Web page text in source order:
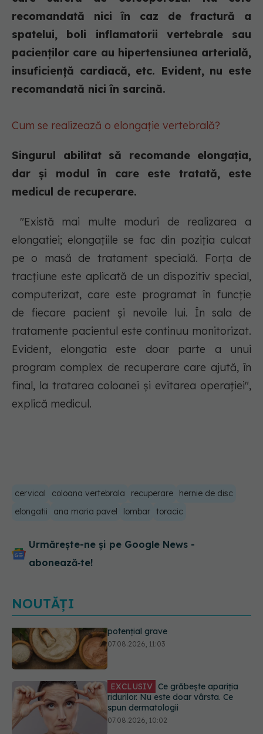
recomandată nici în caz de fractură a
spatelui, boli inflamatorii vertebrale sau
pacienților care au hipertensiunea arterială,
insuficiență cardiacă, etc. Evident, nu este
recomandată nici în sarcină.
Cum se realizează o elongație vertebrală?
Singurul abilitat să recomande elongația,
dar și modul în care este tratată, este
medicul de recuperare.
"Există mai multe moduri de realizarea a
elongatiei; elongațiile se fac din poziția culcat
pe o masă de tratament specială. Forța de
tracțiune este aplicată de un dispozitiv special,
computerizat, care este programat în funcție
de fiecare pacient și nevoile lui. În sala de
tratamente pacientul este continuu monitorizat.
Evident, elongatia este doar parte a unui
program complex de recuperare care ajută, în
final, la tratarea coloanei și evitarea operației",
explică medicul.
cervical coloana vertebrala recuperare
hernie de disc
elongatii
ana maria pavel lombar toracic
Urmărește-ne și pe Google News -
abonează‑te!
NOUTĂȚI
EXCLUSIV Ce grăbește apariția
07.08.2026, 10:02
Ce se întâmplă cu colesterolul când
consumăm lactate integrale?